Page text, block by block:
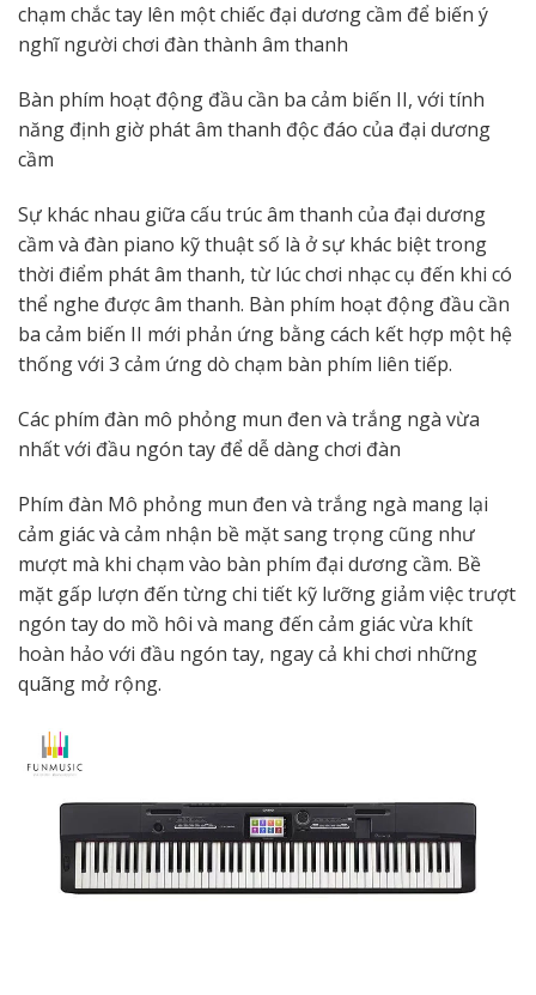
chạm chắc tay lên một chiếc đại dương cầm để biến ý
nghĩ người chơi đàn thành âm thanh
Bàn phím hoạt động đầu cần ba cảm biến II, với tính
năng định giờ phát âm thanh độc đáo của đại dương
cầm
Sự khác nhau giữa cấu trúc âm thanh của đại dương
cầm và đàn piano kỹ thuật số là ở sự khác biệt trong
thời điểm phát âm thanh, từ lúc chơi nhạc cụ đến khi có
thể nghe được âm thanh. Bàn phím hoạt động đầu cần
ba cảm biến II mới phản ứng bằng cách kết hợp một hệ
thống với 3 cảm ứng dò chạm bàn phím liên tiếp.
Các phím đàn mô phỏng mun đen và trắng ngà vừa
nhất với đầu ngón tay để dễ dàng chơi đàn
Phím đàn Mô phỏng mun đen và trắng ngà mang lại
cảm giác và cảm nhận bề mặt sang trọng cũng như
mượt mà khi chạm vào bàn phím đại dương cầm. Bề
mặt gấp lượn đến từng chi tiết kỹ lưỡng giảm việc trượt
ngón tay do mồ hôi và mang đến cảm giác vừa khít
hoàn hảo với đầu ngón tay, ngay cả khi chơi những
quãng mở rộng.